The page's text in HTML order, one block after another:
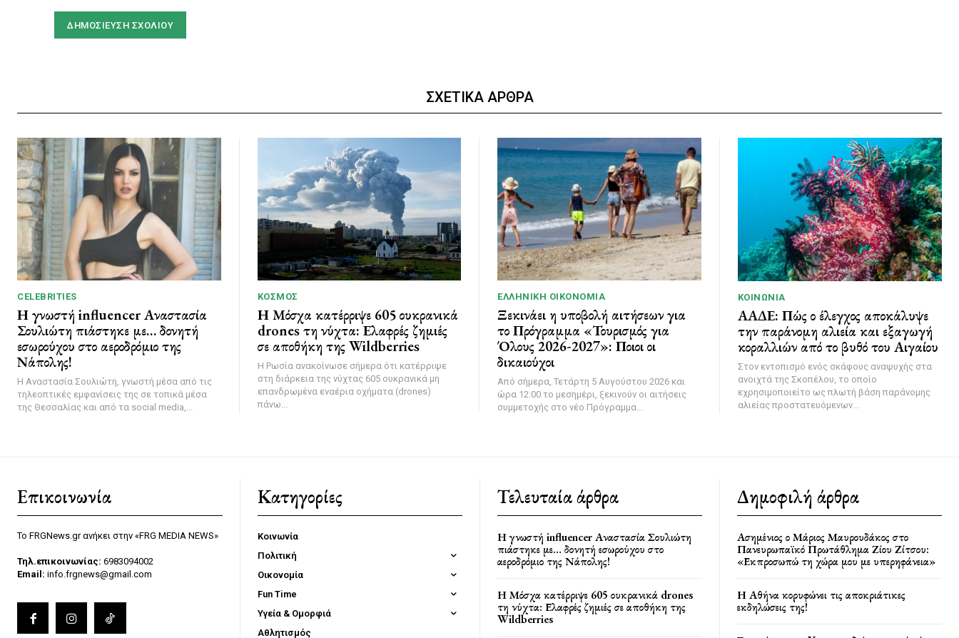
ΣΧΕΤΙΚΑ ΑΡΘΡΑ
CELEBRITIES
Η γνωστή influencer Αναστασία
Σουλιώτη πιάστηκε με… δονητή
εσωρούχου στο αεροδρόμιο της
Νάπολης!
Η Αναστασία Σουλιώτη, γνωστή μέσα από τις
τηλεοπτικές εμφανίσεις της σε τοπικά μέσα
της Θεσσαλίας και από τα social media,...
ΚΌΣΜΟΣ
Η Μόσχα κατέρριψε 605 ουκρανικά
drones τη νύχτα: Ελαφρές ζημιές
σε αποθήκη της Wildberries
Η Ρωσία ανακοίνωσε σήμερα ότι κατέρριψε
στη διάρκεια της νύχτας 605 ουκρανικά μη
επανδρωμένα εναέρια οχήματα (drones)
πάνω...
ΕΛΛΗΝΙΚΉ ΟΙΚΟΝΟΜΊΑ
Ξεκινάει η υποβολή αιτήσεων για
το Πρόγραμμα «Τουρισμός για
Όλους 2026-2027»: Ποιοι οι
δικαιούχοι
Από σήμερα, Τετάρτη 5 Αυγούστου 2026 και
ώρα 12:00 το μεσημέρι, ξεκινούν οι αιτήσεις
συμμετοχής στο νέο Πρόγραμμα...
ΚΟΙΝΩΝΊΑ
ΑΑΔΕ: Πώς ο έλεγχος αποκάλυψε
την παράνομη αλιεία και εξαγωγή
κοραλλιών από το βυθό του Αιγαίου
Στον εντοπισμό ενός σκάφους αναψυχής στα
ανοιχτά της Σκοπέλου, το οποίο
εχρησιμοποιείτο ως πλωτή βάση παράνομης
αλιείας προστατευόμενων...
Επικοινωνία
Το FRGNews.gr ανήκει στην «FRG MEDIA NEWS»
Τηλ.επικοινωνίας: 6983094002
Email: info.frgnews@gmail.com
Κατηγορίες
Κοινωνία
Πολιτική
Οικονομία
Fun Time
Υγεία & Ομορφιά
Αθλητισμός
Τελευταία άρθρα
Η γνωστή influencer Αναστασία Σουλιώτη
πιάστηκε με… δονητή εσωρούχου στο
αεροδρόμιο της Νάπολης!
Η Μόσχα κατέρριψε 605 ουκρανικά drones
τη νύχτα: Ελαφρές ζημιές σε αποθήκη της
Wildberries
Δημοφιλή άρθρα
Ασημένιος ο Μάριος Μαυρουδάκος στο
Πανευρωπαϊκό Πρωτάθλημα Ζίου Ζίτσου:
«Εκπροσωπώ τη χώρα μου με υπερηφάνεια»
Η Αθήνα κορυφώνει τις αποκριάτικες
εκδηλώσεις της!